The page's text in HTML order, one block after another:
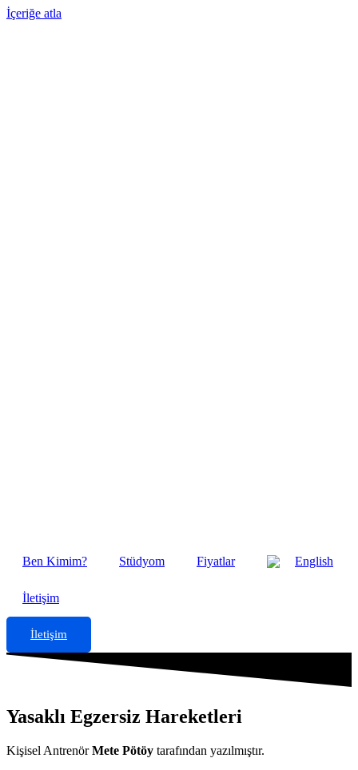
İçeriğe atla
Ben Kimim? Stüdyom Fiyatlar English
İletişim
İletişim
Yasaklı Egzersiz Hareketleri
Kişisel AntrenörMete Pötöy tarafından yazılmıştır.